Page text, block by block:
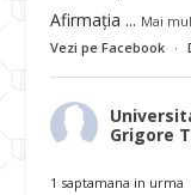
Afirmația ... Mai
Vezi pe Facebook ·
Grigore
1 saptamana in urma